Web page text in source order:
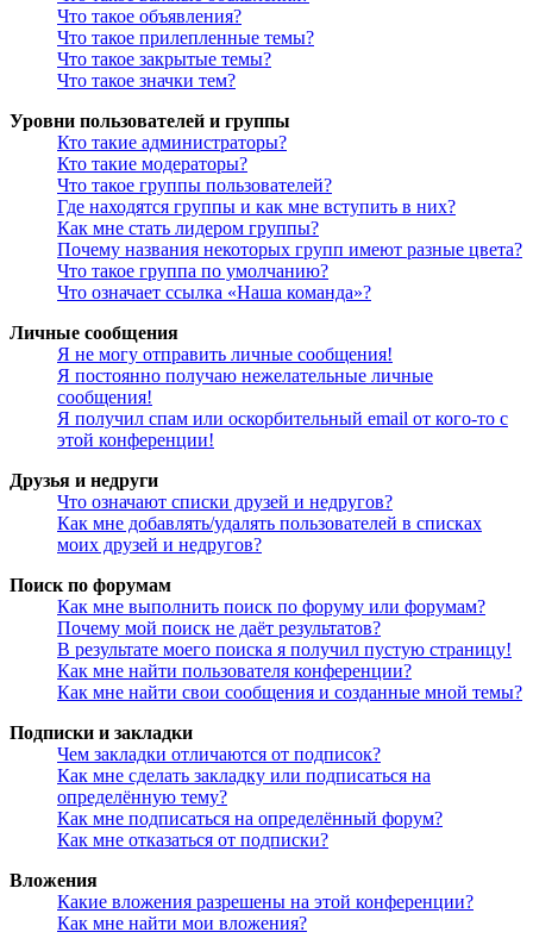
Что такое объявления?
Что такое прилепленные темы?
Что такое закрытые темы?
Что такое значки тем?
Уровни пользователей и группы
Кто такие администраторы?
Кто такие модераторы?
Что такое группы пользователей?
Где находятся группы и как мне вступить в них?
Как мне стать лидером группы?
Почему названия некоторых групп имеют разные цвета?
Что такое группа по умолчанию?
Что означает ссылка «Наша команда»?
Личные сообщения
Я не могу отправить личные сообщения!
Я постоянно получаю нежелательные личные
сообщения!
Я получил спам или оскорбительный email от кого-то с
этой конференции!
Друзья и недруги
Что означают списки друзей и недругов?
Как мне добавлять/удалять пользователей в списках
моих друзей и недругов?
Поиск по форумам
Как мне выполнить поиск по форуму или форумам?
Почему мой поиск не даёт результатов?
В результате моего поиска я получил пустую страницу!
Как мне найти пользователя конференции?
Как мне найти свои сообщения и созданные мной темы?
Подписки и закладки
Чем закладки отличаются от подписок?
Как мне сделать закладку или подписаться на
определённую тему?
Как мне подписаться на определённый форум?
Как мне отказаться от подписки?
Вложения
Какие вложения разрешены на этой конференции?
Как мне найти мои вложения?